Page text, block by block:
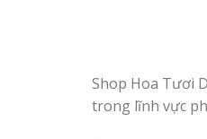
Shop Hoa Tươi
trong lĩnh vực